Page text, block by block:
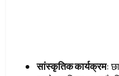
सांस्कृतिक कार्यक्रम: